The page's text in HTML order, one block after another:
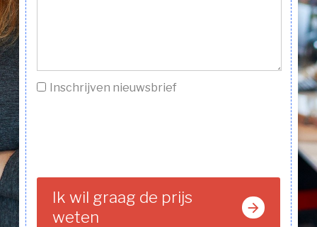
Inschrijven nieuwsbrief
Ik wil graag de prijs
weten